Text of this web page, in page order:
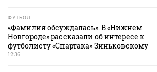
ФУТБОЛ
«Фамилия обсуждалась». В «Нижнем
Новгороде» рассказали об интересе к
футболисту «Спартака» Зиньковскому
12:36